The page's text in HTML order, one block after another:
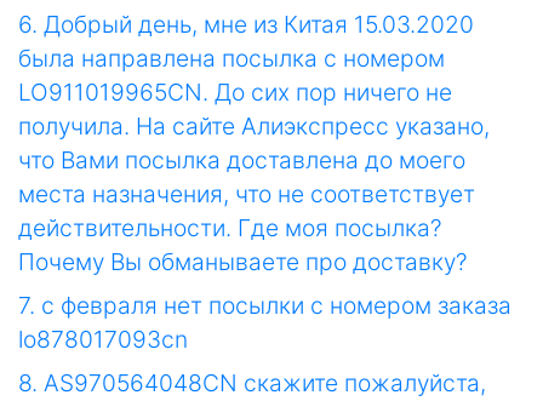
6. Добрый день, мне из Китая 15.03.2020
была направлена посылка с номером
LO911019965CN. До сих пор ничего не
получила. На сайте Алиэкспресс указано,
что Вами посылка доставлена до моего
места назначения, что не соответствует
действительности. Где моя посылка?
Почему Вы обманываете про доставку?
7. с февраля нет посылки с номером заказа
lo878017093cn
8. AS970564048CN скажите пожалуйста,